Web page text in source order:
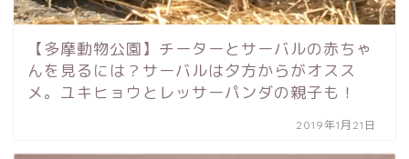
【多摩動物公園】チーターとサーバルの赤ちゃ
んを見るには？サーバルは夕方からがオスス
メ。ユキヒョウとレッサーパンダの親子も！
2019年1月21日